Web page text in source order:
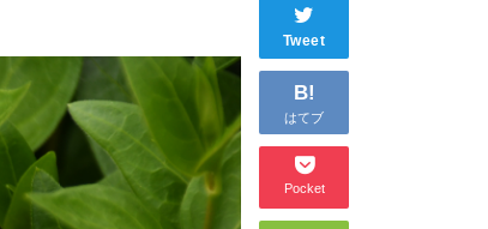
Tweet
B!
はてブ
Pocket